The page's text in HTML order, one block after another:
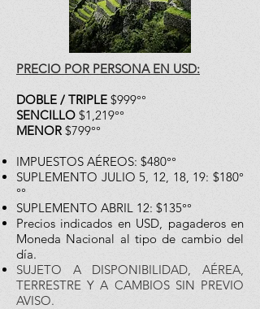
PRECIO POR PERSONA EN USD:
DOBLE / TRIPLE $999°°
SENCILLO $1,219°°
MENOR $799°°
IMPUESTOS AÉREOS: $480°°
SUPLEMENTO JULIO 5, 12, 18, 19: $180°
°°
SUPLEMENTO ABRIL 12: $135°°
Precios indicados en USD, pagaderos en
Moneda Nacional al tipo de cambio del
día.
SUJETO A DISPONIBILIDAD, AÉREA,
TERRESTRE Y A CAMBIOS SIN PREVIO
AVISO.